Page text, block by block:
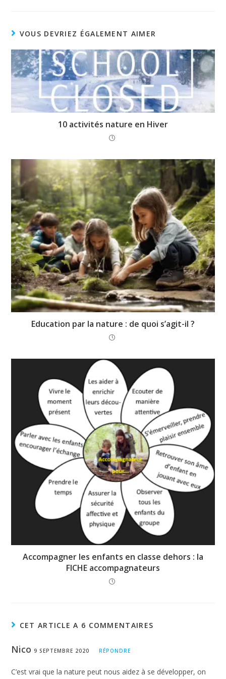
En fait, l’un des autres avantages non
négligeables de l’école en nature est que
les enfants apprennent à prendre des
risques et, de ce fait, savent
rapidement les gérer.Ils intègrent ainsi
la notion de risque comme faisant partie
de la vie et découvrent leurs propres
limites par rapport au danger. La peur ne
s’ajoute alors pas systématiquement à la
prise de risque, qui devient mesurée. Les
études qui ont suivi le développement
d’élèves d’écoles en nature montrent que
ces enfants deviennent plus tard des
décideurs innovants5.
enfant
5. Les compétences sociales
La pédagogie du jeu et de la débrouille
VOUS DEVRIEZ ÉGALEMENT AIMER
10 activités nature en Hiver
Education par la nature : de quoi s’agit-il ?
Accompagner les enfants en classe dehors : la
FICHE accompagnateurs
CET ARTICLE A 6 COMMENTAIRES
Nico9 SEPTEMBRE 2020 RÉPONDRE
C’est vrai que la nature peut nous aidez à se développer, on